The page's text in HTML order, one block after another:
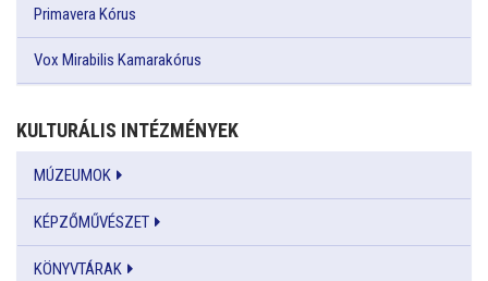
Primavera Kórus
Vox Mirabilis Kamarakórus
KULTURÁLIS INTÉZMÉNYEK
MÚZEUMOK
KÉPZŐMŰVÉSZET
KÖNYVTÁRAK